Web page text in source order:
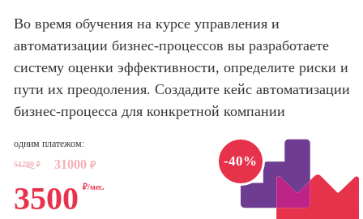
Школа психологии
Школа актерского
мастерства
Школа бизнеса и
управления
Фотошкола
сайтов)
Профессия
Интернет-
Профессия
маркетингу в
социальных
сетях (SMM-
менеджер)
Во время обучения на курсе управления и
автоматизации бизнес-процессов вы разработаете
систему оценки эффективности, определите риски и
пути их преодоления. Создадите кейс автоматизации
бизнес-процесса для конкретной компании
-40%
одним платежом:
51700 ₽ 31000 ₽
3500 ₽/мес.